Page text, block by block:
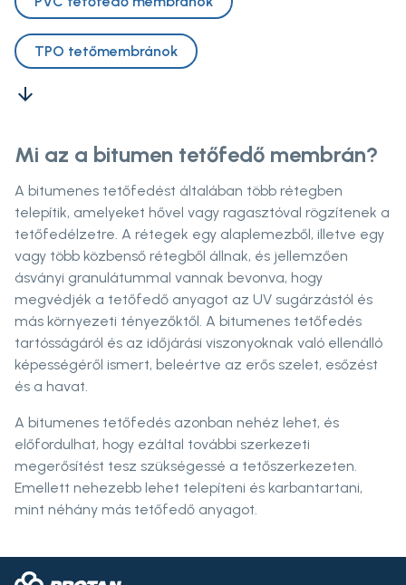
TPO tetőmembránok
arrow_downward
Mi az a bitumen tetőfedő membrán?
A bitumenes tetőfedést általában több rétegben
telepítik, amelyeket hővel vagy ragasztóval rögzítenek a
tetőfedélzetre. A rétegek egy alaplemezből, illetve egy
vagy több közbenső rétegből állnak, és jellemzően
ásványi granulátummal vannak bevonva, hogy
megvédjék a tetőfedő anyagot az UV sugárzástól és
más környezeti tényezőktől. A bitumenes tetőfedés
tartósságáról és az időjárási viszonyoknak való ellenálló
képességéről ismert, beleértve az erős szelet, esőzést
és a havat.
A bitumenes tetőfedés azonban nehéz lehet, és
előfordulhat, hogy ezáltal további szerkezeti
megerősítést tesz szükségessé a tetőszerkezeten.
Emellett nehezebb lehet telepíteni és karbantartani,
mint néhány más tetőfedő anyagot.